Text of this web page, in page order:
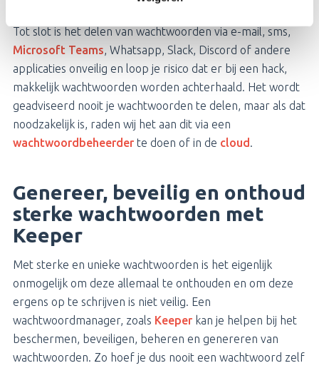
versleutelde applicaties
Tot slot is het delen van wachtwoorden via e-mail, sms,
Microsoft Teams, Whatsapp, Slack, Discord of andere
applicaties onveilig en loop je risico dat er bij een hack,
makkelijk wachtwoorden worden achterhaald. Het wordt
geadviseerd nooit je wachtwoorden te delen, maar als dat
noodzakelijk is, raden wij het aan dit via een
wachtwoordbeheerderte doen of in de cloud.
Genereer, beveilig en onthoud
sterke wachtwoorden met
Keeper
Met sterke en unieke wachtwoorden is het eigenlijk
onmogelijk om deze allemaal te onthouden en om deze
ergens op te schrijven is niet veilig. Een
wachtwoordmanager, zoals Keeperkan je helpen bij het
beschermen, beveiligen, beheren en genereren van
wachtwoorden. Zo hoef je dus nooit een wachtwoord zelf